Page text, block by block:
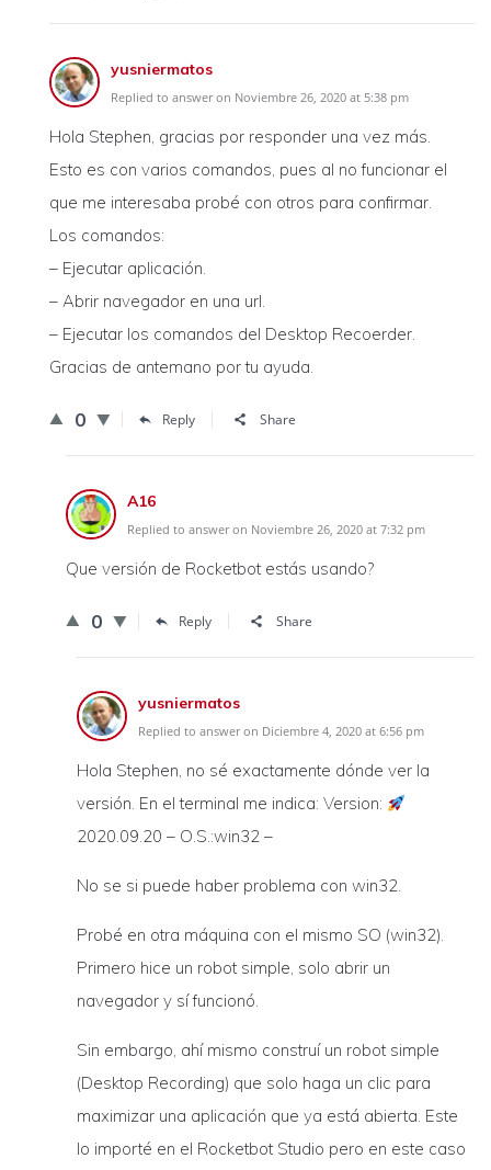
yusniermatos
Replied to answer on Noviembre 26, 2020 at 5:38 pm
Hola Stephen, gracias por responder una vez más.
Esto es con varios comandos, pues al no funcionar el
que me interesaba probé con otros para confirmar.
Los comandos:
– Ejecutar aplicación.
– Abrir navegador en una url.
– Ejecutar los comandos del Desktop Recoerder.
Gracias de antemano por tu ayuda.
0 Reply Share
A16
Replied to answer on Noviembre 26, 2020 at 7:32 pm
Que versión de Rocketbot estás usando?
0 Reply Share
yusniermatos
Replied to answer on Diciembre 4, 2020 at 6:56 pm
Hola Stephen, no sé exactamente dónde ver la
versión. En el terminal me indica: Version:
2020.09.20 – O.S.:win32 –
No se si puede haber problema con win32.
Probé en otra máquina con el mismo SO (win32).
Primero hice un robot simple, solo abrir un
navegador y sí funcionó.
Sin embargo, ahí mismo construí un robot simple
(Desktop Recording) que solo haga un clic para
maximizar una aplicación que ya está abierta. Este
lo importé en el Rocketbot Studio pero en este caso